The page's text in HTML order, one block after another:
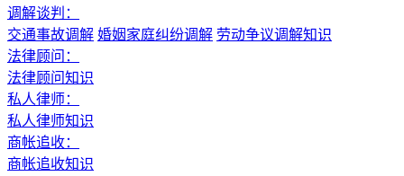
调解谈判：
交通事故调解 婚姻家庭纠纷调解 劳动争议调解知识
法律顾问：
法律顾问知识
私人律师：
私人律师知识
商帐追收：
商帐追收知识